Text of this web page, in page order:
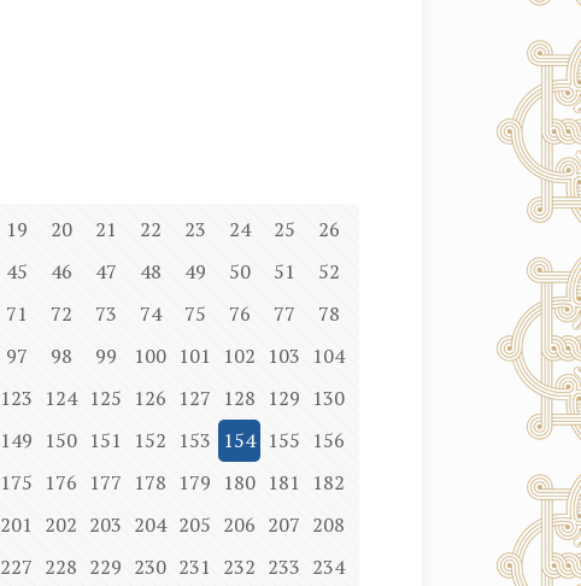
19 20 21 22 23 24 25
26
45 46 47 48 49 50 51
52
71 72 73 74 75 76 77
78
97 98 99 100 101 102 103 104
123 124 125 126 127 128 129 130
149 150 151 152 153 154 155 156
175 176 177 178 179 180 181
182
201 202 203 204 205 206 207 208
227 228 229 230 231 232 233 234